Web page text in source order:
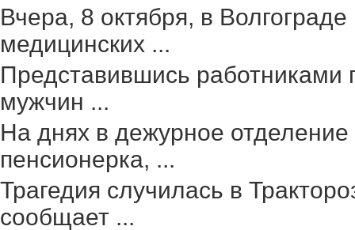
Вчера, 8 октября, в
медицинских ...
Представившись работниками
мужчин ...
На днях в дежурное
пенсионерка, ...
Трагедия случилась в
сообщает ...